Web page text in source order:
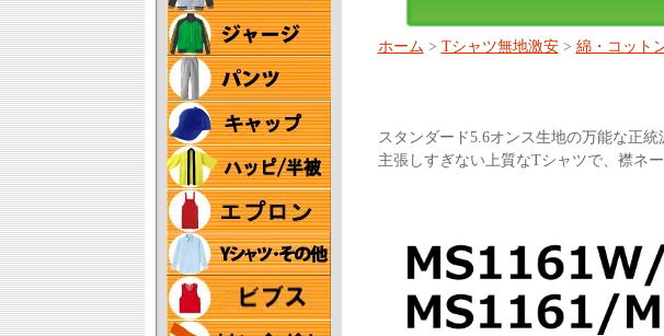
ホーム > Tシャツ無地激安> 綿・コット
スタンダード5.6オンス生地の万能な正統
主張しすぎない上質なTシャツで、襟ネー